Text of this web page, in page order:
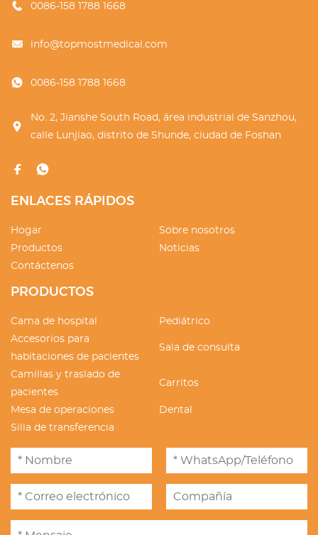
0086-158 1788 1668
info@topmostmedical.com
0086-158 1788 1668
No. 2, Jianshe South Road, área industrial de Sanzhou,
calle Lunjiao, distrito de Shunde, ciudad de Foshan
ENLACES RÁPIDOS
Hogar
Sobre nosotros
Productos
Noticias
Contáctenos
PRODUCTOS
Cama de hospital
Pediátrico
Accesorios para
habitaciones de pacientes
Sala de consulta
Camillas y traslado de
pacientes
Carritos
Mesa de operaciones
Dental
Silla de transferencia